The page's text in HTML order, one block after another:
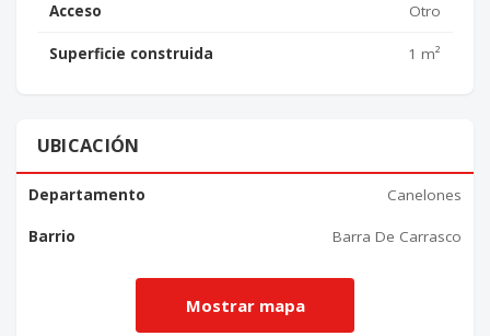
Acceso Otro
Superficie construida 1 m²
UBICACIÓN
Departamento Canelones
Barrio Barra De Carrasco